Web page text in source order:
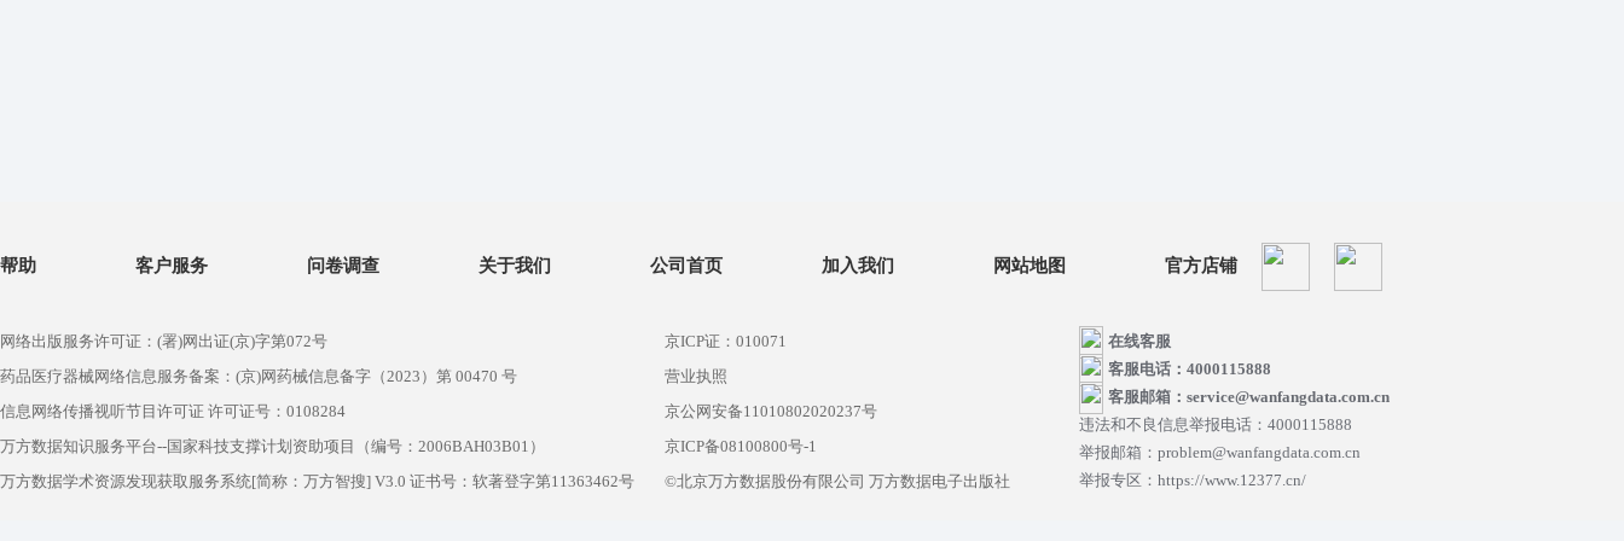
帮助 客户服务 问卷调查 关于我们 公司首页 加入我们 网站地图 官方店铺
网络出版服务许可证：(署)网出证(京)字第072号
药品医疗器械网络信息服务备案：(京)网药械信息备字（2023）第 00470 号
信息网络传播视听节目许可证 许可证号：0108284
万方数据知识服务平台--国家科技支撑计划资助项目（编号：2006BAH03B01）
万方数据学术资源发现获取服务系统[简称：万方智搜] V3.0 证书号：软著登字第11363462号
京ICP证：010071
营业执照
京公网安备11010802020237号
京ICP备08100800号-1
©北京万方数据股份有限公司 万方数据电子出版社
在线客服
客服电话：4000115888
客服邮箱：service@wanfangdata.com.cn
违法和不良信息举报电话：4000115888
举报邮箱：problem@wanfangdata.com.cn
举报专区：https://www.12377.cn/